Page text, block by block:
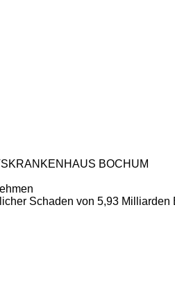
BOCHUM
Schaden von 5,93 Milliarden